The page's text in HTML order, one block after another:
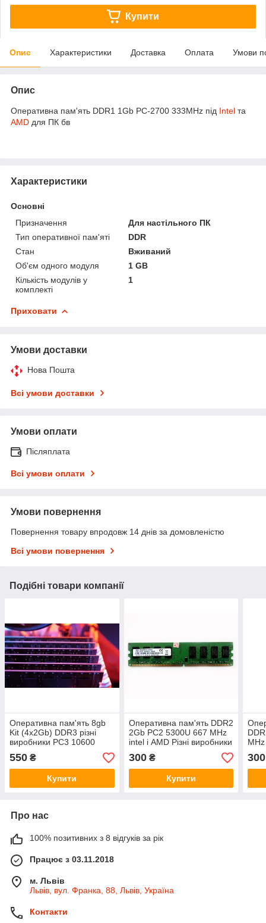
Купити
Опис Характеристики Доставка Оплата Умови
Опис
Оперативна пам'ять DDR1 1Gb PC-2700 333MHz під Intel та
AMD для ПК бв
Характеристики
Основні
Призначення
Для настільного ПК
Тип оперативної пам'яті
DDR
Стан
Вживаний
Об'єм одного модуля
1 GB
Кількість модулів у
комплекті
1
Приховати
Умови доставки
Нова Пошта
Всі умови доставки
Умови оплати
Післяплата
Всі умови оплати
Умови повернення
Повернення товару впродовж 14 днів за домовленістю
Всі умови повернення
Подібні товари компанії
Оперативна пам'ять 8gb
Kit (4x2Gb) DDR3 різні
виробники PC3 10600
1333MHz оригінал для ПК
550 ₴
Купити
Оперативна пам'ять DDR2
2Gb PC2 5300U 667 MHz
intel і AMD Різні виробники
бв
300₴
Купити
300
Про нас
100% позитивних з 8 відгуків за рік
Працює з 03.11.2018
м. Львів
Львів, вул. Франка, 88, Львів, Україна
Контакти